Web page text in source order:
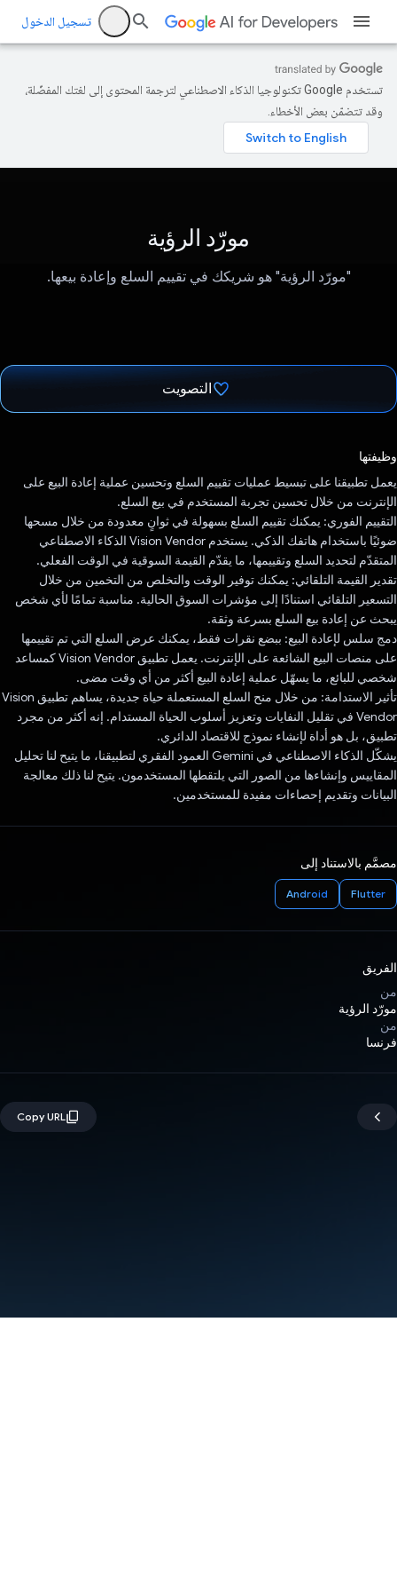
تسجيل الدخول
تستخدم Google تكنولوجيا الذكاء الاصطناعي لترجمة المحتوى إلى لغتك المفضّلة،
وقد تتضمّن بعض الأخطاء.
مورّد الرؤية
"مورّد الرؤية" هو شريكك في تقييم السلع وإعادة بيعها.
التصويت
وظيفتها
يعمل تطبيقنا على تبسيط عمليات تقييم السلع وتحسين عملية إعادة البيع على
الإنترنت من خلال تحسين تجربة المستخدم في بيع السلع.
التقييم الفوري: يمكنك تقييم السلع بسهولة في ثوانٍ معدودة من خلال مسحها
ضوئيًا باستخدام هاتفك الذكي. يستخدم Vision Vendor الذكاء الاصطناعي
المتقدّم لتحديد السلع وتقييمها، ما يقدّم القيمة السوقية في الوقت الفعلي.
تقدير القيمة التلقائي: يمكنك توفير الوقت والتخلص من التخمين من خلال
التسعير التلقائي استنادًا إلى مؤشرات السوق الحالية. مناسبة تمامًا لأي شخص
يبحث عن إعادة بيع السلع بسرعة وثقة.
دمج سلس لإعادة البيع: ببضع نقرات فقط، يمكنك عرض السلع التي تم تقييمها
على منصات البيع الشائعة على الإنترنت. يعمل تطبيق Vision Vendor كمساعد
شخصي للبائع، ما يسهّل عملية إعادة البيع أكثر من أي وقت مضى.
تأثير الاستدامة: من خلال منح السلع المستعملة حياة جديدة، يساهم تطبيق Vision
Vendor في تقليل النفايات وتعزيز أسلوب الحياة المستدام. إنه أكثر من مجرد
تطبيق، بل هو أداة لإنشاء نموذج للاقتصاد الدائري.
يشكّل الذكاء الاصطناعي في Gemini العمود الفقري لتطبيقنا، ما يتيح لنا تحليل
المقاييس وإنشاءها من الصور التي يلتقطها المستخدمون. يتيح لنا ذلك معالجة
البيانات وتقديم إحصاءات مفيدة للمستخدمين.
مصمَّم بالاستناد إلى
Flutter
Android
الفريق
من
مورّد الرؤية
من
فرنسا